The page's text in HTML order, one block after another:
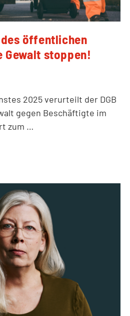
des öffentlichen
Gewalt stoppen!
2025 verurteilt der DGB
gegen Beschäftigte im
zum …